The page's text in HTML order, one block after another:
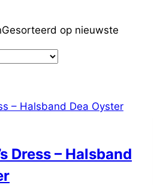
Gesorteerd op nieuwste
Dress – Halsband